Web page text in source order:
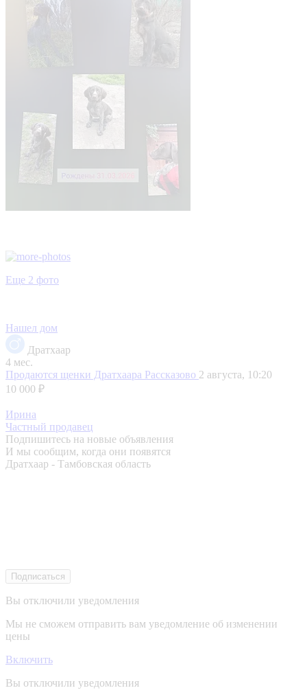
Еще 2 фото
Нашел дом
Дратхаар
4 мес.
Продаются щенки Дратхаара Рассказово 2 августа, 10:20
10 000 ₽
Ирина
Частный продавец
Подпишитесь на новые объявления
И мы сообщим, когда они появятся
Дратхаар - Тамбовская область
Подписаться
Вы отключили уведомления
Мы не сможем отправить вам уведомление об изменении
цены
Включить
Вы отключили уведомления